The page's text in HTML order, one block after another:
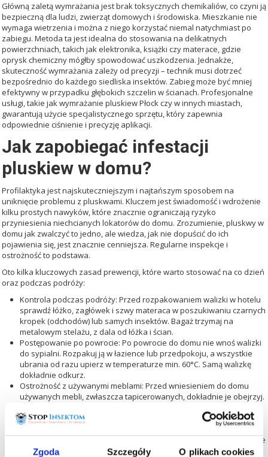
Zgoda Szczegóły O plikach cookies
Główną zaletą wymrażania jest brak toksycznych chemikaliów, co czyni ją
bezpieczną dla ludzi, zwierząt domowych i środowiska. Mieszkanie nie
wymaga wietrzenia i można z niego korzystać niemal natychmiast po
zabiegu. Metoda ta jest idealna do stosowania na delikatnych
powierzchniach, takich jak elektronika, książki czy materace, gdzie
oprysk chemiczny mógłby spowodować uszkodzenia. Jednakże,
skuteczność wymrażania zależy od precyzji – technik musi dotrzeć
bezpośrednio do każdego siedliska insektów. Zabieg może być mniej
efektywny w przypadku głębokich szczelin w ścianach. Profesjonalne
usługi, takie jakwymrażanie pluskiew Płockczy w innych miastach,
gwarantują użycie specjalistycznego sprzętu, który zapewnia
odpowiednie ciśnienie i precyzję aplikacji.
Jak zapobiegać infestacji
pluskiew w domu?
Profilaktyka jest najskuteczniejszym i najtańszym sposobem na
uniknięcie problemu z pluskwami. Kluczem jest świadomość i wdrożenie
kilku prostych nawyków, które znacznie ograniczają ryzyko
przyniesienia niechcianych lokatorów do domu. Zrozumienie,pluskwy w
domu jak zwalczyćto jedno, ale wiedza, jak nie dopuścić do ich
pojawienia się, jest znacznie cenniejsza. Regularne inspekcje i
ostrożność to podstawa.
Oto kilka kluczowych zasad prewencji, które warto stosować na co dzień
oraz podczas podróży:
Kontrola podczas podróży: Przed rozpakowaniem walizki w hotelu
sprawdź łóżko, zagłówek i szwy materaca w poszukiwaniu czarnych
kropek (odchodów) lub samych insektów. Bagaż trzymaj na
metalowym stelażu, z dala od łóżka i ścian.
Postępowanie po powrocie: Po powrocie do domu nie wnoś walizki
do sypialni. Rozpakuj ją w łazience lub przedpokoju, a wszystkie
ubrania od razu upierz w temperaturze min. 60°C. Samą walizkę
dokładnie odkurz.
Ostrożność z używanymi meblami: Przed wniesieniem do domu
używanych mebli, zwłaszcza tapicerowanych, dokładnie je obejrzyj.
czyszczeniu.
Regularne inspekcje w domu:
Co jakiś czas sprawdzaj swoje łóżko,
ramę, materac, a także listwy przypodłogowe i gniazdka elektryczne
w pobliżu miejsca snu.